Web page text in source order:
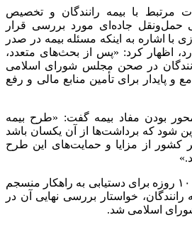
مرتبط با بیمه رانندگان و تخصیص
جاده‌ای مورد بررسی قرار
اشاره به اینکه مسئله بیمه در صدر
اظهار کرد: «پس از بحث‌های متعدد،
در صحن مجلس شورای اسلامی
و پایدار برای تأمین منابع مالی و رفع
بودن مفاد بیمه گفت: «طرح بیمه
شود که برداشت‌ها از آن یکسان باشد
کشور از مزایا و حمایت‌های این طرح
وی همچنین با تعیین مهلت ۱۰ روزه برای دستیابی به راهکار منسجم
رانندگان، خواستار بررسی نهایی آن در
اسلامی شد.